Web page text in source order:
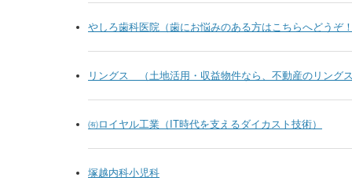
やしろ歯科医院（歯にお悩みのある方はこちらへどうぞ！
リングス （土地活用・収益物件なら、不動産のリングス
㈲ロイヤル工業（IT時代を支えるダイカスト技術）
塚越内科小児科